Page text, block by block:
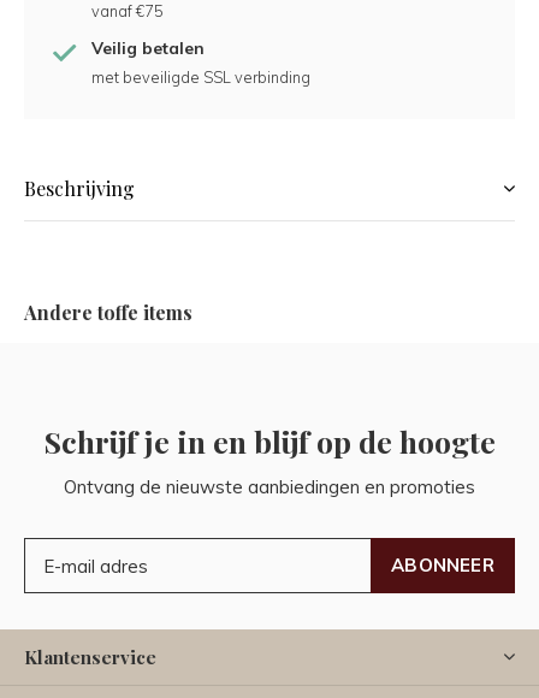
vanaf €75
Veilig betalen
met beveiligde SSL verbinding
Beschrijving
Andere toffe items
Schrijf je in en blijf op de hoogte
Ontvang de nieuwste aanbiedingen en promoties
ABONNEER
Klantenservice